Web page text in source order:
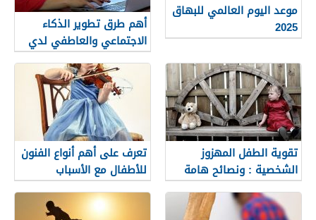
موعد اليوم العالمي للبهاق
2025
أهم طرق تطوير الذكاء
الاجتماعي والعاطفي لدي
الأطفال
تقوية الطفل المهزوز
الشخصية : ونصائح هامة
ينبغي على الوالدين
معرفتها
تعرف على أهم أنواع الفنون
للأطفال مع الأسباب